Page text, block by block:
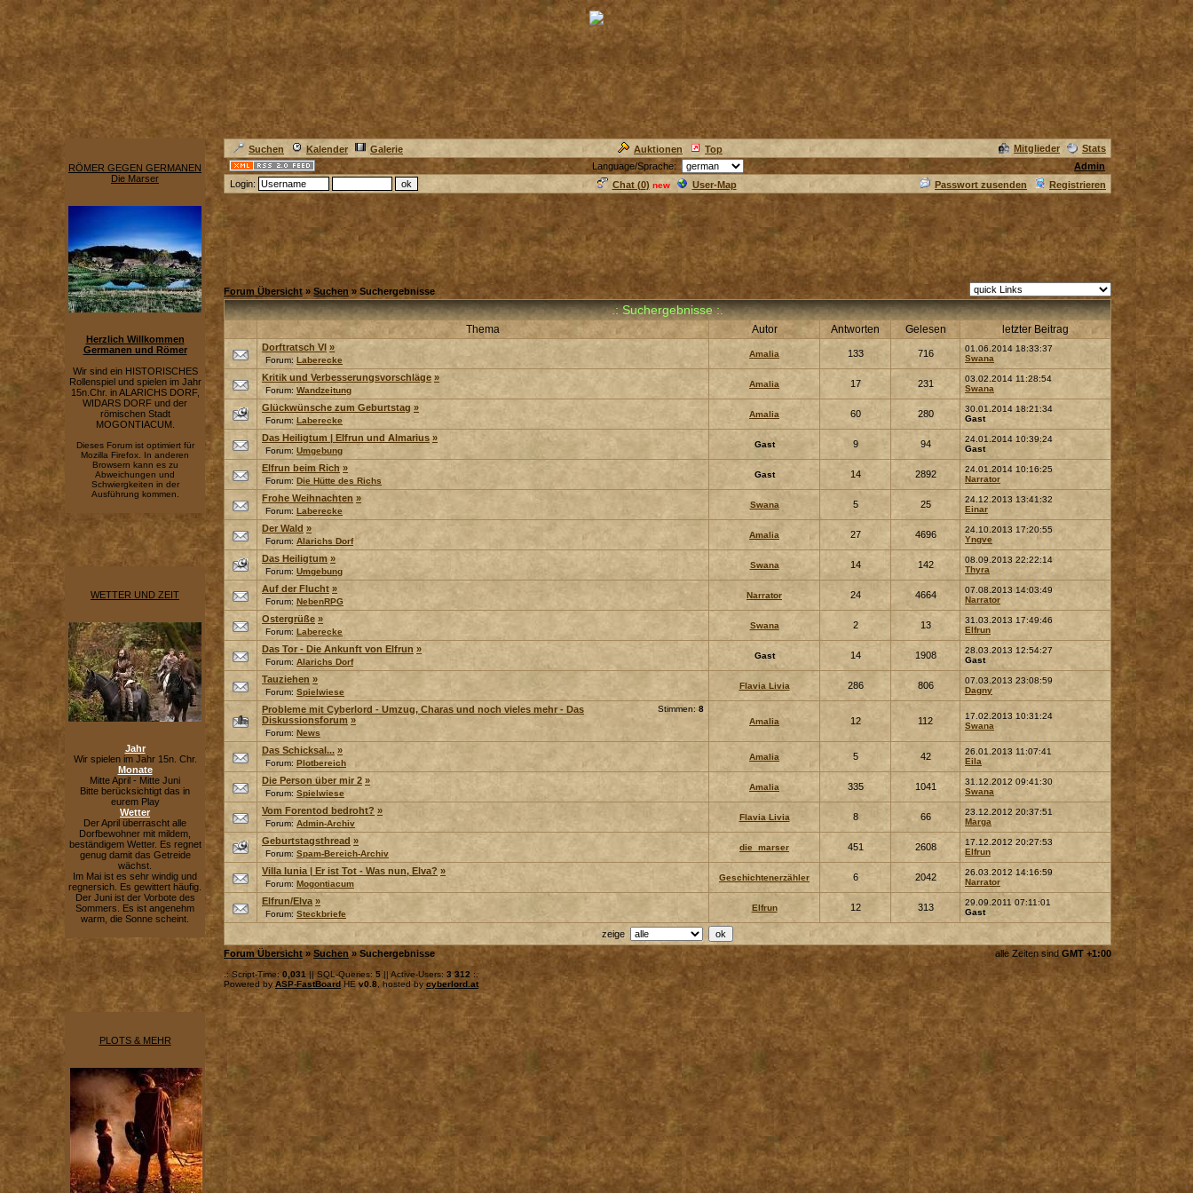
RÖMER GEGEN GERMANEN
Die Marser
Herzlich Willkommen
Germanen und Römer
Wir sind ein HISTORISCHES
Rollenspiel und spielen im Jahr
15n.Chr. in ALARICHS DORF,
WIDARS DORF und der
römischen Stadt
MOGONTIACUM.
Dieses Forum ist optimiert für
Mozilla Firefox. In anderen
Browsern kann es zu
Abweichungen und
Schwiergkeiten in der
Ausführung kommen.
WETTER UND ZEIT
Jahr
Wir spielen im Jahr 15n. Chr.
Monate
Mitte April - Mitte Juni
Bitte berücksichtigt das in
eurem Play
Wetter
Der April überrascht alle
Dorfbewohner mit mildem,
beständigem Wetter. Es regnet
genug damit das Getreide
wächst.
Im Mai ist es sehr windig und
regnersich. Es gewittert häufig.
Der Juni ist der Vorbote des
Sommers. Es ist angenehm
warm, die Sonne scheint.
PLOTS & MEHR
Suchen Kalender Galerie Auktionen Top Mitglieder
Stats
Language/Sprache:
Admin
Login:
Chat (0) new User-Map Passwort zusenden Registrieren
Forum Übersicht » Suchen » Suchergebnisse
.: Suchergebnisse :.
Thema Autor Antworten Gelesen letzter Beitrag
Dorftratsch VI »
Forum: Laberecke
Amalia 133 716
01.06.2014 18:33:37
Swana
Kritik und Verbesserungsvorschläge »
Forum: Wandzeitung
Amalia 17 231
03.02.2014 11:28:54
Swana
Glückwünsche zum Geburtstag »
Forum: Laberecke
Amalia 60 280
30.01.2014 18:21:34
Gast
Das Heiligtum | Elfrun und Almarius »
Forum: Umgebung
Gast 9 94
24.01.2014 10:39:24
Gast
Elfrun beim Rich »
Forum: Die Hütte des Richs
Gast 14 2892
24.01.2014 10:16:25
Narrator
Frohe Weihnachten »
Forum: Laberecke
Swana 5 25
24.12.2013 13:41:32
Einar
Der Wald »
Forum: Alarichs Dorf
Amalia 27 4696
24.10.2013 17:20:55
Yngve
Das Heiligtum »
Forum: Umgebung
Swana 14 142
08.09.2013 22:22:14
Thyra
Auf der Flucht »
Forum: NebenRPG
Narrator 24 4664
07.08.2013 14:03:49
Narrator
Ostergrüße »
Forum: Laberecke
Swana 2 13
31.03.2013 17:49:46
Elfrun
Das Tor - Die Ankunft von Elfrun »
Forum: Alarichs Dorf
Gast 14 1908
28.03.2013 12:54:27
Gast
Tauziehen »
Forum: Spielwiese
Flavia Livia 286 806
07.03.2013 23:08:59
Dagny
Stimmen: 8
Probleme mit Cyberlord - Umzug, Charas und noch vieles mehr - Das
Diskussionsforum »
Forum: News
Amalia 12 112
17.02.2013 10:31:24
Swana
Das Schicksal... »
Forum: Plotbereich
Amalia 5 42
26.01.2013 11:07:41
Eila
Die Person über mir 2 »
Forum: Spielwiese
Amalia 335 1041
31.12.2012 09:41:30
Swana
Vom Forentod bedroht? »
Forum: Admin-Archiv
Flavia Livia 8 66
23.12.2012 20:37:51
Marga
Geburtstagsthread »
Forum: Spam-Bereich-Archiv
die_marser 451 2608
17.12.2012 20:27:53
Elfrun
Villa Iunia | Er ist Tot - Was nun, Elva? »
Forum: Mogontiacum
Geschichtenerzähler 6 2042
26.03.2012 14:16:59
Narrator
Elfrun/Elva »
Forum: Steckbriefe
Elfrun 12 313
29.09.2011 07:11:01
Gast
zeige
Forum Übersicht » Suchen » Suchergebnisse alle Zeiten sind GMT +1:00
.: Script-Time: 0,031 || SQL-Queries:5 || Active-Users: 3 312 :.
Powered by ASP-FastBoard HEv0.8 , hosted by cyberlord.at